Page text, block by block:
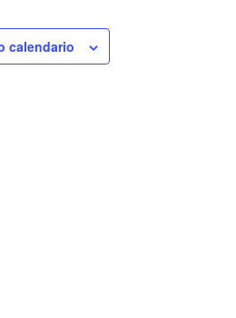
calendario